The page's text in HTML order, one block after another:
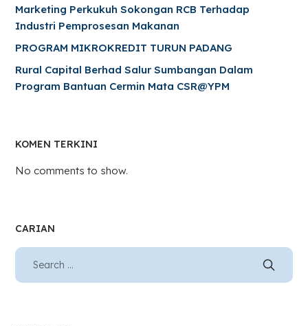
Marketing Perkukuh Sokongan RCB Terhadap
Industri Pemprosesan Makanan
PROGRAM MIKROKREDIT TURUN PADANG
Rural Capital Berhad Salur Sumbangan Dalam
Program Bantuan Cermin Mata CSR@YPM
KOMEN TERKINI
No comments to show.
CARIAN